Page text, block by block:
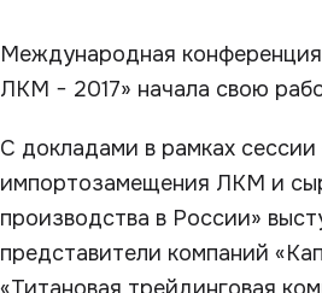
Международная
ЛКМ − 2017» начала свою
С докладами в рамках
импортозамещения ЛКМ и
производства в России»
представители компаний